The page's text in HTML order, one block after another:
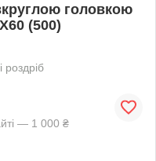
головкою
(500)
роздріб
— 1 000 ₴